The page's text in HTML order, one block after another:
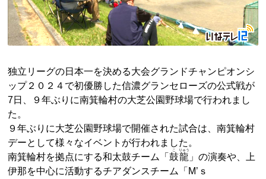
独立リーグの日本一を決める大会グランドチャンピオンシ
ップ２０２４で初優勝した信濃グランセローズの公式戦が
7日、９年ぶりに南箕輪村の大芝公園野球場で行われまし
た。
９年ぶりに大芝公園野球場で開催された試合は、南箕輪村
デーとして様々なイベントが行われました。
南箕輪村を拠点にする和太鼓チーム「鼓
こ
龍
りゅう
」の演奏や、上
伊那を中心に活動するチアダンスチーム「M’ｓ